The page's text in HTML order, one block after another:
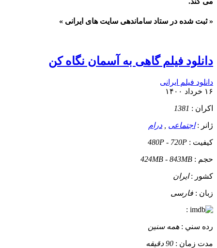
« ثبت شده در ستاد ساماندهی سایت های ایرانی »
دانلود فیلم گاهی به آسمان نگاه کن
دانلود فیلم ایرانی
۱۶ خرداد ۱۴۰۰
اکران : 1381
ژانر :اجتماعی درام
کيفيت : 480P - 720P
حجم : 424MB - 843MB
کشور :ایران
زبان : فارسی
:
رده سني : همه سنین
مدت زمان : 90 دقیقه